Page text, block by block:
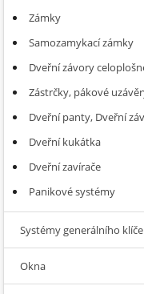
Zámky
Samozamykací zámky
Dveřní závory
Zástrčky, pákové
Dveřní panty, Dveřní
Dveřní kukátka
Dveřní zavírače
Panikové systémy
Systémy generálního klíče
Okna